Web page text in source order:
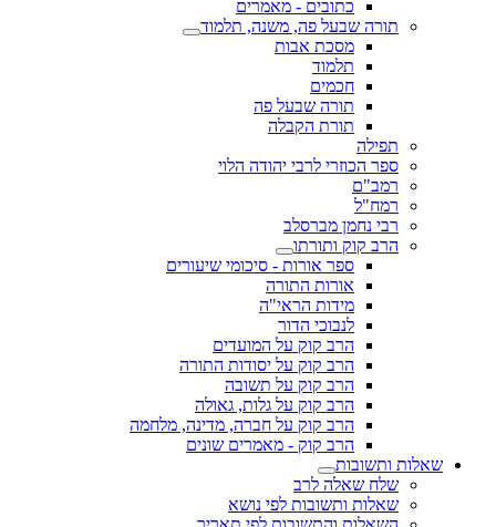
כתובים - מאמרים
תורה שבעל פה, משנה, תלמוד
מסכת אבות
תלמוד
חכמים
תורה שבעל פה
תורת הקבלה
תפילה
ספר הכוזרי לרבי יהודה הלוי
רמב"ם
רמח"ל
רבי נחמן מברסלב
הרב קוק ותורתו
ספר אורות - סיכומי שיעורים
אורות התורה
מידות הראי"ה
לנבוכי הדור
הרב קוק על המועדים
הרב קוק על יסודות התורה
הרב קוק על תשובה
הרב קוק על גלות, גאולה
הרב קוק על חברה, מדינה, מלחמה
הרב קוק - מאמרים שונים
שאלות ותשובות
שלח שאלה לרב
שאלות ותשובות לפי נושא